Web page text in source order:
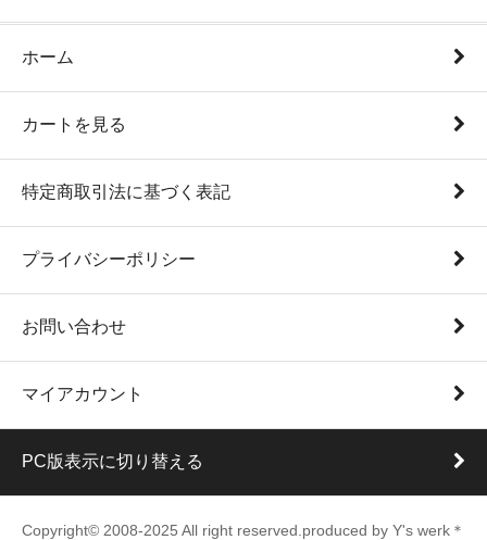
ホーム
カートを見る
特定商取引法に基づく表記
プライバシーポリシー
お問い合わせ
マイアカウント
PC版表示に切り替える
Copyright© 2008-2025 All right reserved.produced by Y's werk＊